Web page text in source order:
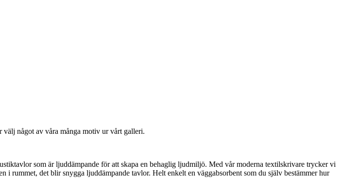
välj något av våra många motiv ur vårt galleri.
som är ljuddämpande för att skapa en behaglig ljudmiljö. Med vår moderna textilskrivare trycker vi
rummet, det blir snygga ljuddämpande tavlor. Helt enkelt en väggabsorbent som du själv bestämmer hur